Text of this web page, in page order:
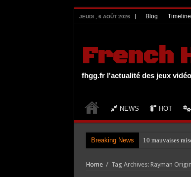
JEUDI , 6 AOÛT 2026 Blog Timeline
French
fhgg.fr l'actualité des jeux
NEWS HOT
Breaking News 10 mauvaises
Home / Tag Archives: Rayman